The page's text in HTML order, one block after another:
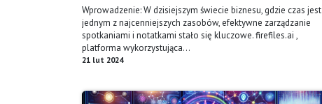
Wprowadzenie: W dzisiejszym świecie biznesu, gdzie czas jest
jednym z najcenniejszych zasobów, efektywne zarządzanie
spotkaniami i notatkami stało się kluczowe. firefiles.ai ,
platforma wykorzystująca...
21 lut 2024